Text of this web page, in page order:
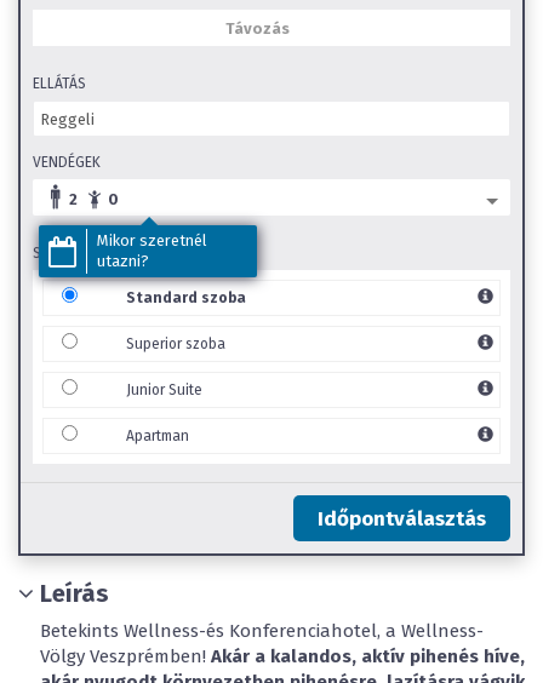
Mikor szeretnél
utazni?
ELLÁTÁS
VENDÉGEK
2 0
SZOBA TÍPUS
Standard szoba
Superior szoba
Junior Suite
Apartman
Időpontválasztás
Leírás
Betekints Wellness-és Konferenciahotel, a Wellness-
Völgy Veszprémben! Akár a kalandos, aktív pihenés híve,